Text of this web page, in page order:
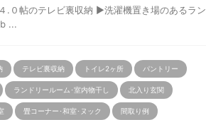
帖のテレビ裏収納 ▶洗濯機置き場のあるラン
...
テレビ裏収納 トイレ2ヶ所 パントリー
ランドリールーム･室内物干し 北入り玄関
畳コーナー･和室･ヌック 間取り例